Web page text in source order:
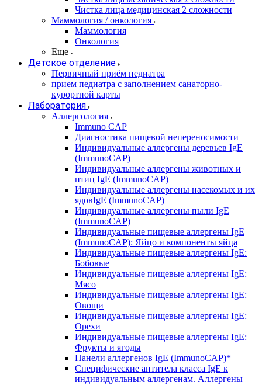
Чистка лица медицинская 2 сложности
Маммология / онкология
Маммология
Онкология
Еще
Детское отделение
Первичный приём педиатра
прием педиатра с заполнением санаторно-
курортной карты
Лаборатория
Аллергология
Immuno CAP
Диагностика пищевой непереносимости
Индивидуальные аллергены деревьев IgE
(ImmunoCAP)
Индивидуальные аллергены животных и
птиц IgE (ImmunoCAP)
Индивидуальные аллергены насекомых и их
ядовIgE (ImmunoCAP)
Индивидуальные аллергены пыли IgE
(ImmunoCAP)
Индивидуальные пищевые аллергены IgE
(ImmunoCAP): Яйцо и компоненты яйца
Индивидуальные пищевые аллергены IgE:
Бобовые
Индивидуальные пищевые аллергены IgE:
Мясо
Индивидуальные пищевые аллергены IgE:
Овощи
Индивидуальные пищевые аллергены IgE:
Орехи
Индивидуальные пищевые аллергены IgE:
Фрукты и ягоды
Панели аллергенов IgE (ImmunoCAP)*
Специфические антитела класса IgE к
индивидуальным аллергенам. Аллергены